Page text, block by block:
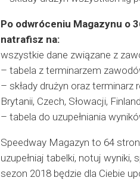
Po odwróceniu Magazynu o
natrafisz na:
wszystkie dane związane z
– tabela z terminarzem
– składy drużyn oraz terminarz
Brytanii, Czech, Słowacji,
– tabela do uzupełniania
Speedway Magazyn to 64
uzupełniaj tabelki, notuj wyniki,
sezon 2018 będzie dla Ciebie